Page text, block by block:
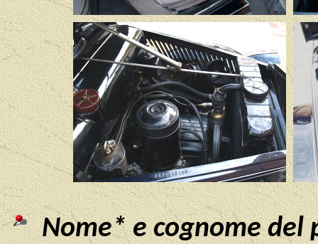
Nome* e cognome